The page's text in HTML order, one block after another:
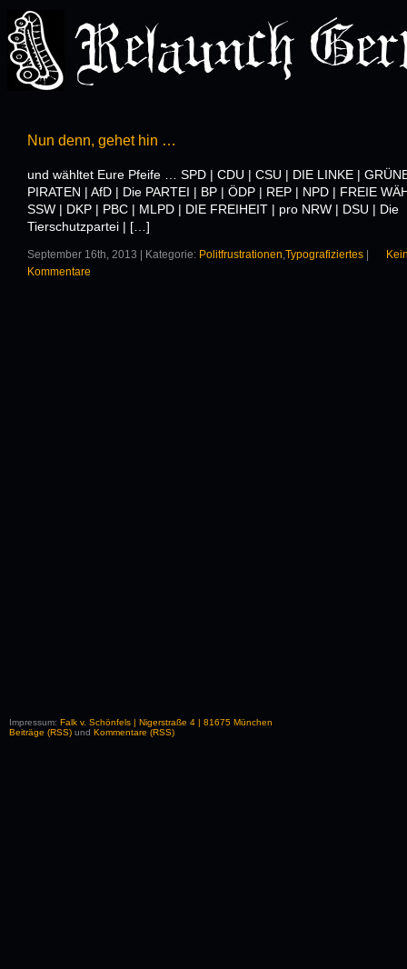
Nun denn, gehet hin …
und wähltet Eure Pfeife … SPD | CDU | CSU | DIE LINKE |
PIRATEN | AfD | Die PARTEI | BP | ÖDP | REP | NPD | FREIE
SSW | DKP | PBC | MLPD | DIE FREIHEIT | pro NRW | DSU | Die
Tierschutzpartei | […]
September 16th, 2013 | Kategorie: Politfrustrationen,Typografiziertes
Kommentare
Impressum: Falk v. Schönfels | Nigerstraße 4 | 81675 München
Beiträge (RSS) und Kommentare (RSS)